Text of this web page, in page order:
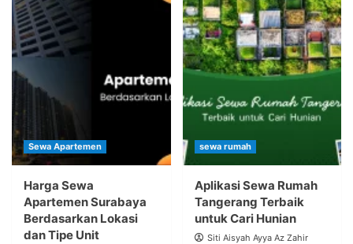
Sewa Apartemen
Harga Sewa
Apartemen Surabaya
Berdasarkan Lokasi
dan Tipe Unit
sewa rumah
Aplikasi Sewa Rumah
Tangerang Terbaik
untuk Cari Hunian
Siti Aisyah Ayya Az Zahir